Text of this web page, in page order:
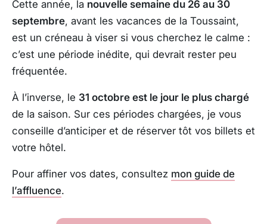
Cette année, la nouvelle semaine du 26 au 30
septembre, avant les vacances de la Toussaint,
est un créneau à viser si vous cherchez le calme :
c’est une période inédite, qui devrait rester peu
fréquentée.
À l’inverse, le 31 octobre est le jour le plus chargé
de la saison. Sur ces périodes chargées, je vous
conseille d’anticiper et de réserver tôt vos billets et
votre hôtel.
Pour affiner vos dates, consultez mon guide de
l’affluence.